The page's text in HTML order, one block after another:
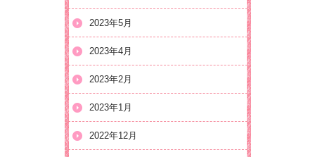
2023年5月
2023年4月
2023年2月
2023年1月
2022年12月